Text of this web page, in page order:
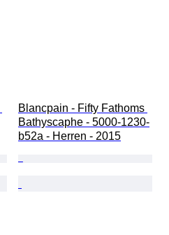
Blancpain - Fifty Fathoms
Bathyscaphe - 5000-1230-
b52a - Herren - 2015